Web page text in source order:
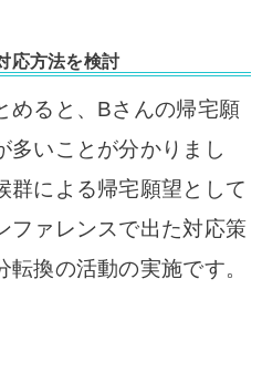
応方法を検討
ると、Bさんの帰宅願
多いことが分かりまし
群による帰宅願望として
ファレンスで出た対応策
換の活動の実施です。